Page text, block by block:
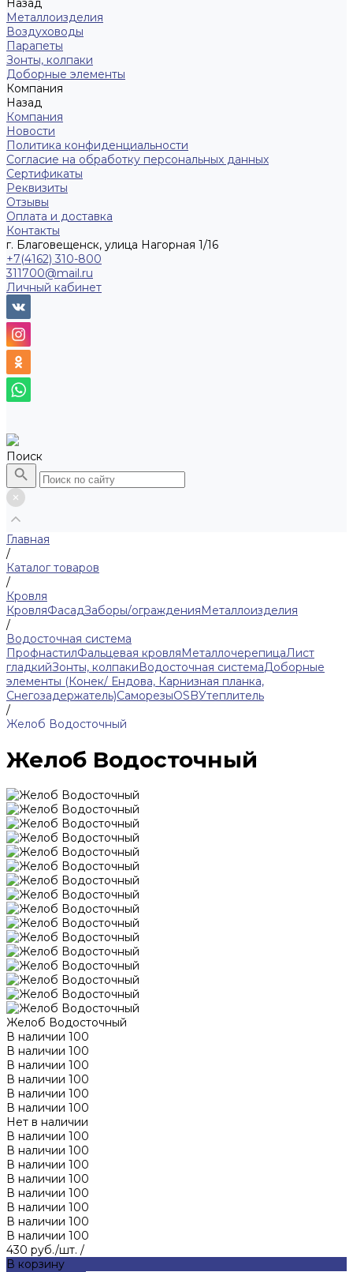
Назад
Металлоизделия
Воздуховоды
Парапеты
Зонты, колпаки
Доборные элементы
Компания
Назад
Компания
Новости
Политика конфиденциальности
Согласие на обработку персональных данных
Сертификаты
Реквизиты
Отзывы
Оплата и доставка
Контакты
г. Благовещенск, улица Нагорная 1/16
+7(4162) 310-800
311700@mail.ru
Личный кабинет
Поиск
Главная
/
Каталог товаров
/
Кровля
КровляФасадЗаборы/огражденияМеталлоизделия
/
Водосточная система
ПрофнастилФальцевая кровляМеталлочерепицаЛист
гладкийЗонты, колпакиВодосточная системаДоборные
элементы (Конек/ Ендова, Карнизная планка,
Снегозадержатель)СаморезыОSBУтеплитель
/
Желоб Водосточный
Желоб Водосточный
Желоб Водосточный
В наличии 100
В наличии 100
В наличии 100
В наличии 100
В наличии 100
В наличии 100
Нет в наличии
В наличии 100
В наличии 100
В наличии 100
В наличии 100
В наличии 100
В наличии 100
В наличии 100
В наличии 100
430 руб./шт. /
В корзину